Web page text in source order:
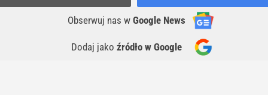
Obserwuj nas w Google News
Dodaj jako źródło w Google